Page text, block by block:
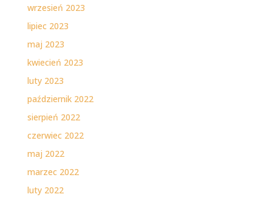
wrzesień 2023
lipiec 2023
maj 2023
kwiecień 2023
luty 2023
październik 2022
sierpień 2022
czerwiec 2022
maj 2022
marzec 2022
luty 2022